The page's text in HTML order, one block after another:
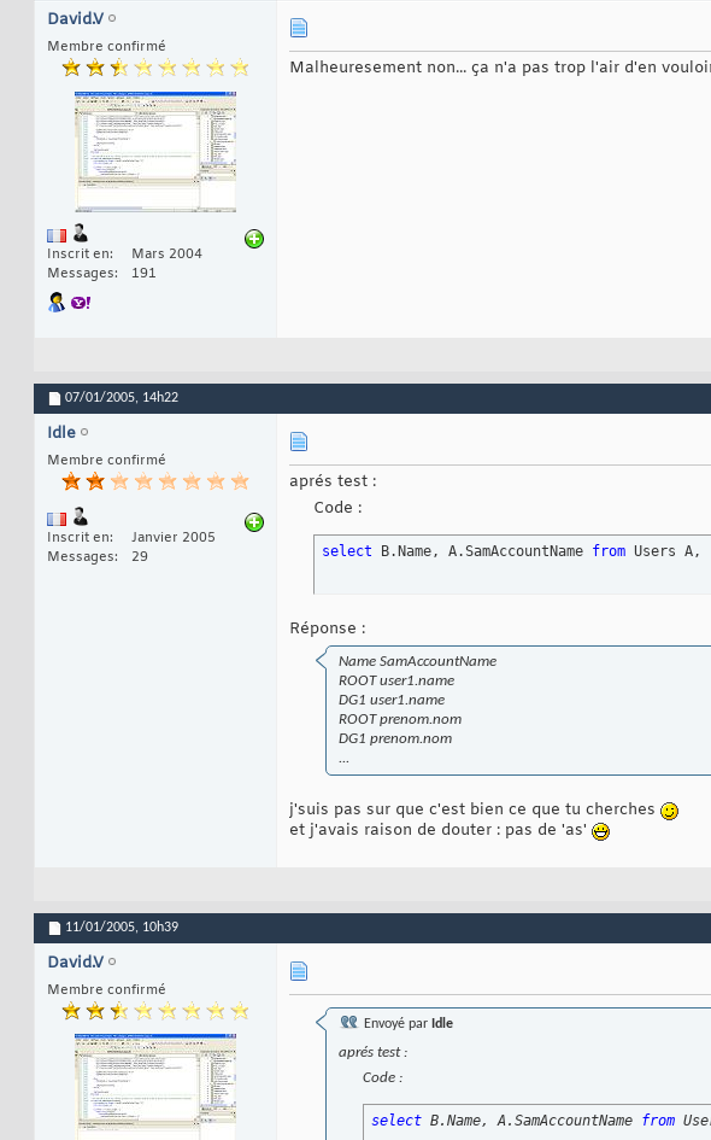
David.V
Membre confirmé
Inscrit en
Mars 2004
Messages
191
Malheuresement non... ça n'a pas trop l'air d'en
07/01/2005, 14h22
Idle
Membre confirmé
Inscrit en
Janvier 2005
Messages
29
aprés test :
Code :
select B.Name, A.SamAccountName from Users A,
Réponse :
Name SamAccountName
ROOT user1.name
DG1 user1.name
ROOT prenom.nom
DG1 prenom.nom
...
j'suis pas sur que c'est bien ce que tu cherches
et j'avais raison de douter : pas de 'as'
11/01/2005, 10h39
David.V
Membre confirmé
Envoyé par Idle
aprés test :
Code :
select B.Name, A.SamAccountName from